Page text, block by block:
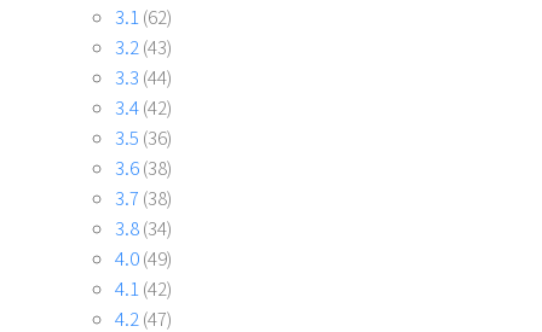
3.1 (62)
3.2 (43)
3.3 (44)
3.4(42)
3.5 (36)
3.6(38)
3.7 (38)
3.8(34)
4.0(49)
4.1 (42)
4.2 (47)